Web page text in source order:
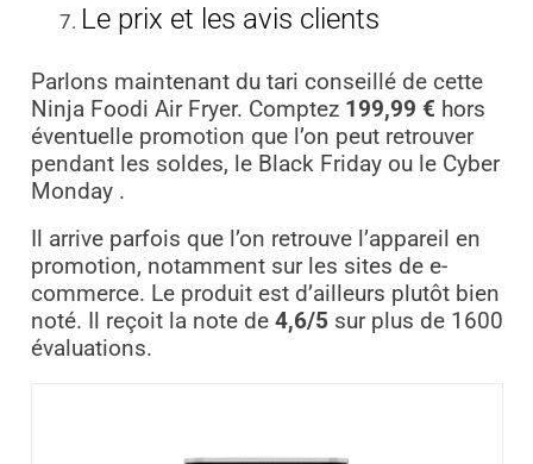
Le prix et les avis clients
Parlons maintenant du tari conseillé de cette
Ninja Foodi Air Fryer. Comptez 199,99 € hors
éventuelle promotion que l’on peut retrouver
pendant les soldes, le Black Friday ou le Cyber
Monday .
Il arrive parfois que l’on retrouve l’appareil en
promotion, notamment sur les sites de e-
commerce. Le produit est d’ailleurs plutôt bien
noté. Il reçoit la note de 4,6/5 sur plus de 1600
évaluations.